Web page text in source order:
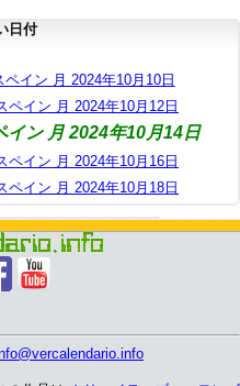
日付
ペイン 月 2024年10月10日
ペイン 月 2024年10月12日
イン 月 2024年10月14日
ペイン 月 2024年10月16日
ペイン 月 2024年10月18日